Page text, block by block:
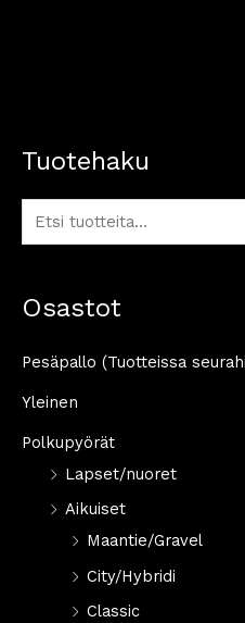
Tuotehaku
E
Osastot
Pesäpallo (Tuotteissa
Yleinen
Polkupyörät
Lapset/nuoret
Aikuiset
Maantie/Gravel
City/Hybridi
Classic